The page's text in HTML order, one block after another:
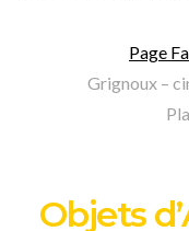
Page
Grignoux –
Objets